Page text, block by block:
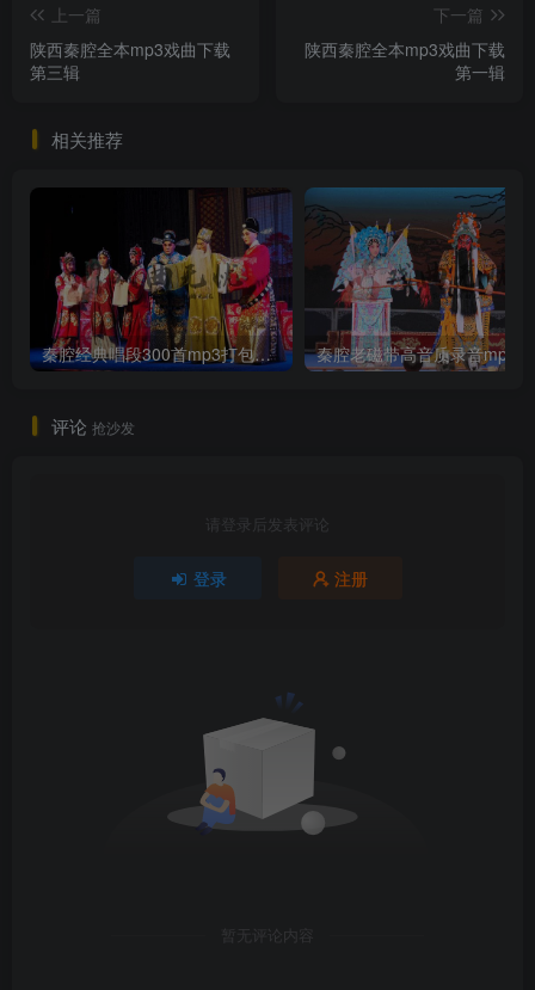
上一篇
陕西秦腔全本mp3戏曲下载
第三辑
下一篇
陕西秦腔全本mp3戏曲下载
第一辑
相关推荐
秦腔经典唱段300首mp3打包戏曲下载
评论 抢沙发
请登录后发表评论
登录 注册
暂无评论内容